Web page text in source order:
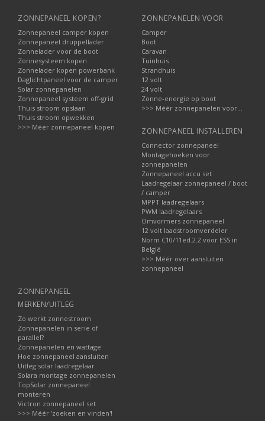
ZONNEPANEEL KOPEN?
Zonnepaneel camper kopen
Zonnepaneel druppellader
Zonnelader voor de boot
Zonnesysteem kopen
Zonnelader kopen powerbank
Daglichtpaneel voor de camper
Solar zonnepanelen
Zonnepaneel systeem off-grid
Thuis stroom opslaan
Thuis stroom opwekken
>>> Méér zonnepaneel kopen
ZONNEPANELEN VOOR
Camper
Boot
Caravan
Tuinhuis
Strandhuis
12 volt
24 volt
Zonne-energie op boot
>>> Méér zonnepanelen voor...
ZONNEPANEEL INSTALLEREN
Connector zonnepaneel
Montagehoeken voor
zonnepanelen
Zonnepaneel accu set
Laadregelaar zonnepaneel / boot
/ camper
MPPT laadregelaars
PWM laadregelaars
Omvormers zonnepaneel
12 volt laadstroomverdeler
Norm C10/11ed.2.2 voor ESS in
België
>>> Méér over aansluiten
zonnepaneel
ZONNEPANEEL
MERKEN/UITLEG
Zo werkt zonnestroom
Zonnepanelen in serie of
parallel?
Zonnepanelen en wattage
Hoe zonnepaneel aansluiten
Uitleg solar laadregelaar
Solara montage zonnepanelen
TopSolar zonnepaneel
monteren
Victron zonnepaneel set
>>> Méér 'zoeken en vinden'!